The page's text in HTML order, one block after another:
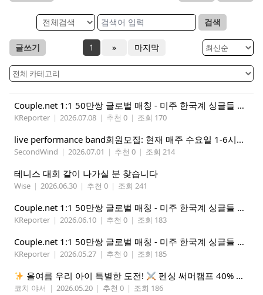
검색
글쓰기 1 » 마지막
Couple.net 1:1 50만쌍 글로벌 매칭 - 미주 한국계 싱글들 모이세요
KReporter | 2026.07.08 | 추천 0 | 조회 170
live performance band회원모집: 현재 매주 수요일 1-6시에 전문 음악 Studio에서 활동중인 진짜 악기를 다루는 밴드입니다.
SecondWind | 2026.07.01 | 추천 0 | 조회 214
테니스 대회 같이 나가실 분 찾습니다
Wise | 2026.06.30 | 추천 0 | 조회 241
Couple.net 1:1 50만쌍 글로벌 매칭 - 미주 한국계 싱글들 모이세요
KReporter | 2026.06.10 | 추천 0 | 조회 183
Couple.net 1:1 50만쌍 글로벌 매칭 - 미주 한국계 싱글들 모이세요
KReporter | 2026.05.27 | 추천 0 | 조회 185
올여름 우리 아이 특별한 도전! 펜싱 써머캠프 40% 선착순 할인
코치 야서 | 2026.05.20 | 추천 0 | 조회 186